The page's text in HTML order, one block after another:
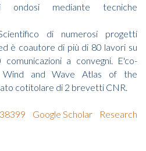
mediante tecniche
di numerosi progetti
è coautore di più di 80 lavori su
a convegni. E'co-
Wind and Wave Atlas of the
cotitolare di 2 brevetti CNR.
Google Scholar
Research